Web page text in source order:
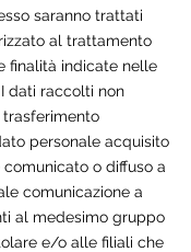
saranno trattati
al trattamento
finalità indicate nelle
dati raccolti non
personale acquisito
o diffuso a
comunicazione a
al medesimo gruppo
e/o alle filiali che